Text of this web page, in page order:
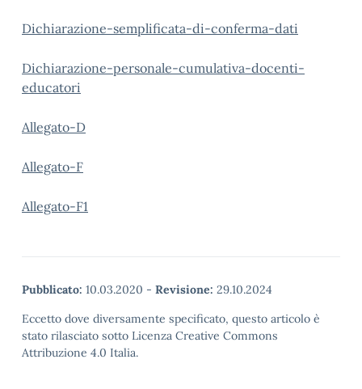
Dichiarazione-semplificata-di-conferma-dati
Dichiarazione-personale-cumulativa-docenti-
educatori
Allegato-D
Allegato-F
Allegato-F1
Pubblicato: 10.03.2020 - Revisione: 29.10.2024
Eccetto dove diversamente specificato, questo articolo è
stato rilasciato sotto Licenza Creative Commons
Attribuzione 4.0 Italia.